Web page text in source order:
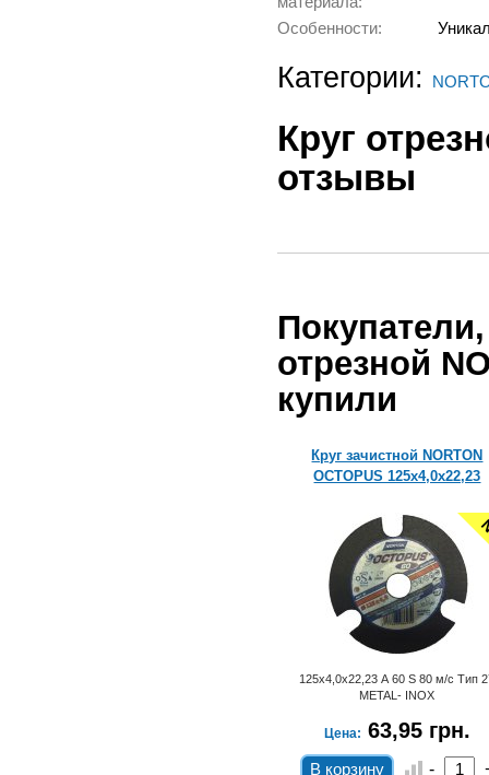
Особенности:
Категории:
Круг
отзывы
отрезной
купили
Круг зачистной NORTON
OCTOPUS 125х4,0х22,23
125х4,0х22,23 А 60 S 80 м/с Тип
METAL- INOX
Цена: 63,95 грн.
-